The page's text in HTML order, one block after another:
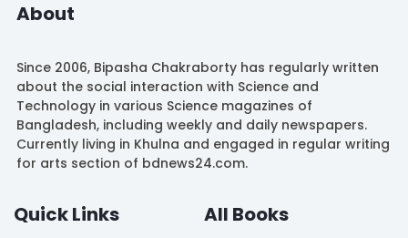
About
Since 2006, Bipasha Chakraborty has regularly written
about the social interaction with Science and
Technology in various Science magazines of
Bangladesh, including weekly and daily newspapers.
Currently living in Khulna and engaged in regular writing
for arts section of bdnews24.com.
Quick Links All Books